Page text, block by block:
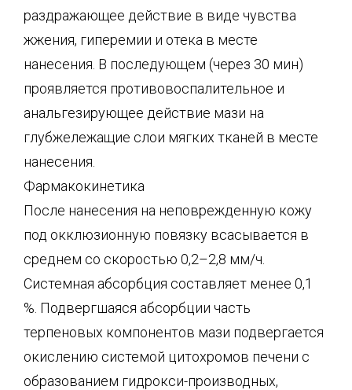
раздражающее действие в виде чувства
жжения, гиперемии и отека в месте
нанесения. В последующем (через 30 мин)
проявляется противовоспалительное и
анальгезирующее действие мази на
глубжележащие слои мягких тканей в месте
нанесения.
Фармакокинетика
После нанесения на неповрежденную кожу
под окклюзионную повязку всасывается в
среднем со скоростью 0,2–2,8 мм/ч.
Системная абсорбция составляет менее 0,1
%. Подвергшаяся абсорбции часть
терпеновых компонентов мази подвергается
окислению системой цитохромов печени с
образованием гидрокси-производных,